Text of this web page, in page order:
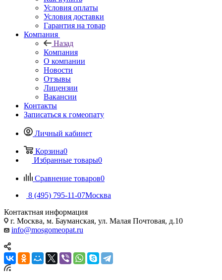
Условия оплаты
Условия доставки
Гарантия на товар
Компания
Назад
Компания
О компании
Новости
Отзывы
Лицензии
Вакансии
Контакты
Записаться к гомеопату
Личный кабинет
Корзина0
Избранные товары0
Сравнение товаров0
8 (495) 795-11-07Москва
Контактная информация
г. Москва, м. Бауманская, ул. Малая Почтовая, д.10
info@mosgomeopat.ru